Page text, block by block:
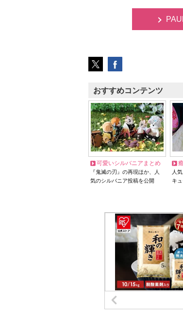
おすすめコンテンツ
可愛いシルバニアまとめ
『鬼滅の刃』の再現ほか、人
気のシルバニア投稿を公開
人
キ